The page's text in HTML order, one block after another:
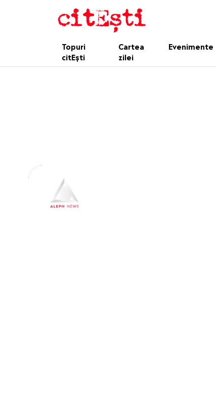
Topuri
citEști
Cartea
zilei
Evenimente